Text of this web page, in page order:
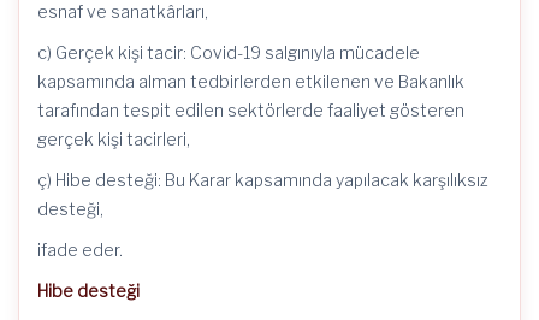
esnaf ve sanatkârları,
c) Gerçek kişi tacir: Covid-19 salgınıyla mücadele
kapsamında alman tedbirlerden etkilenen ve Bakanlık
tarafından tespit edilen sektörlerde faaliyet gösteren
gerçek kişi tacirleri,
ç) Hibe desteği: Bu Karar kapsamında yapılacak karşılıksız
desteği,
ifade eder.
Hibe desteği